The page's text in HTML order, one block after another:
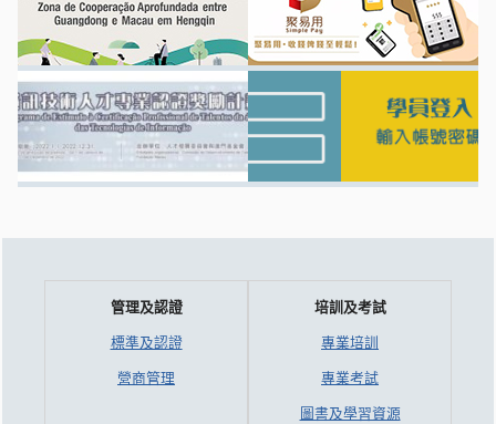
管理及認證
標準及認證
營商管理
培訓及考試
專業培訓
專業考試
圖書及學習資源